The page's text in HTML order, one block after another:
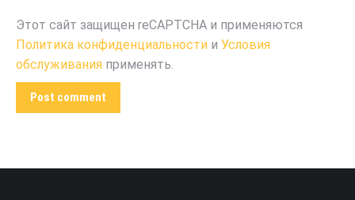
Этот сайт защищен reCAPTCHA и применяются
Политика конфиденциальности и Условия
обслуживания применять.
Post comment